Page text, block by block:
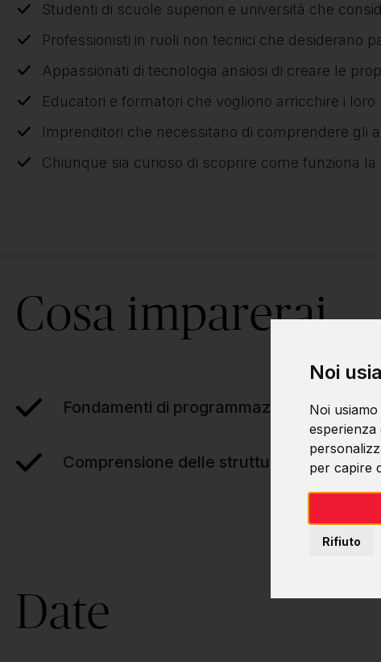
Noi
Noi
per capire
Rifiuto
Studenti di scuole superiori e università che
Professionisti in ruoli non tecnici che desiderano
Appassionati di tecnologia ansiosi di creare le
Educatori e formatori che vogliono arricchire i
Imprenditori che necessitano di comprendere gli
Chiunque sia curioso di scoprire come funziona
Cosa imparerai
Fondamenti di programmazione
Comprensione delle strutture dati
Date